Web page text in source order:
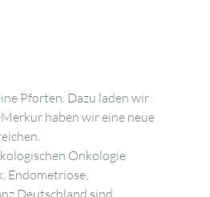
Pforten. Dazu laden wir
haben wir eine neue
Onkologie
Endometriose,
Deutschland sind